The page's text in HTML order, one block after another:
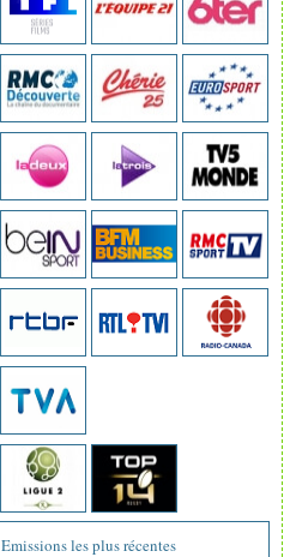
Emissions les plus récentes